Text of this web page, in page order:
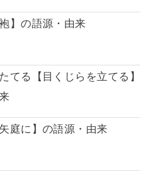
】の語源・由来
てる【目くじらを立てる】
庭に】の語源・由来